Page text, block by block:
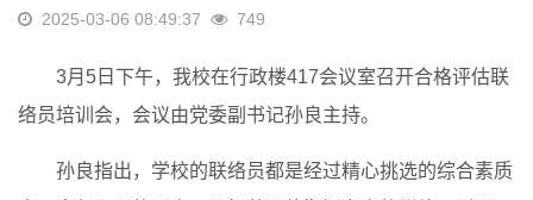
2025-03-06 08:49:37 749
3月5日下午，我校在行政楼417会议室召开合格评估联
络员培训会，会议由党委副书记孙良主持。
孙良指出，学校的联络员都是经过精心挑选的综合素质